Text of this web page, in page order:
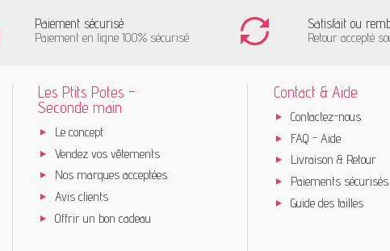
Paiement sécurisé
Paiement en ligne 100% sécurisé
Satisfait ou
Retour accepté
Les Ptits Potes -
Seconde main
Le concept
Vendez vos vêtements
Nos marques acceptées
Avis clients
Offrir un bon cadeau
Contact & Aide
Contactez-nous
FAQ - Aide
Livraison & Retour
Paiements sécurisés
Guide des tailles